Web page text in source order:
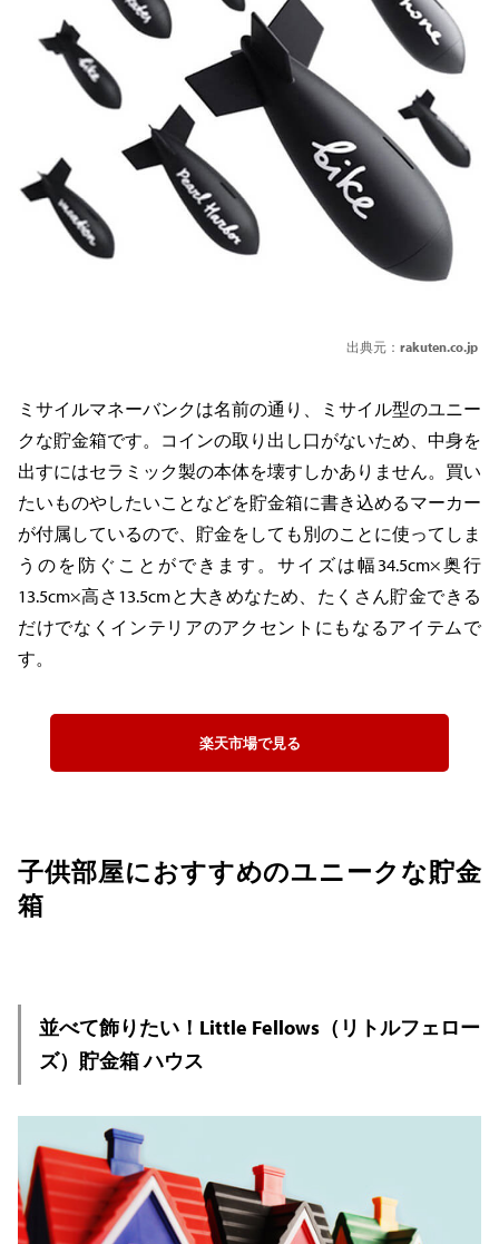
出典元： rakuten.co.jp
ミサイルマネーバンクは名前の通り、ミサイル型のユニー
クな貯金箱です。コインの取り出し口がないため、中身を
出すにはセラミック製の本体を壊すしかありません。買い
たいものやしたいことなどを貯金箱に書き込めるマーカー
が付属しているので、貯金をしても別のことに使ってしま
うのを防ぐことができます。サイズは幅34.5cm×奥行
13.5cm×高さ13.5cmと大きめなため、たくさん貯金できる
だけでなくインテリアのアクセントにもなるアイテムで
す。
楽天市場で見る
子供部屋におすすめのユニークな貯金
箱
並べて飾りたい！Little Fellows（リトルフェロー
ズ）貯金箱 ハウス